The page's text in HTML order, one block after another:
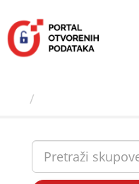
sadržaj